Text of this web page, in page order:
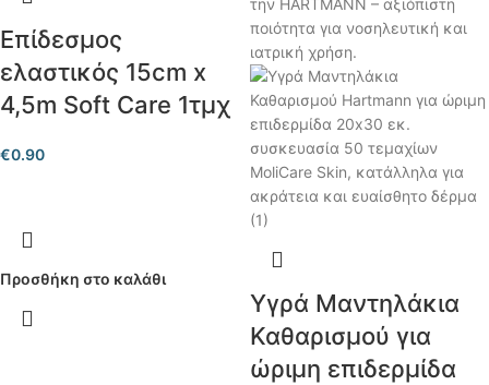
Επίδεσμος
ελαστικός 15cm x
4,5m Soft Care 1τμχ
€0.90
Προσθήκη στο καλάθι
Υγρά Μαντηλάκια
Καθαρισμού για
ώριμη επιδερμίδα